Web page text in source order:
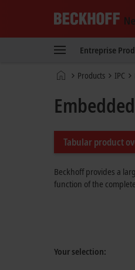
New
Technology
Entreprise
Page
Products IPC
Tabular product
Beckhoff provides a
function of the
Your selection: